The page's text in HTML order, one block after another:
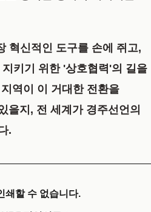
혁신적인 도구를 손에 쥐고,
키기 위한 '상호협력'의 길을
역이 이 거대한 전환을
을지, 전 세계가 경주선언의
.
쇄할 수 없습니다.